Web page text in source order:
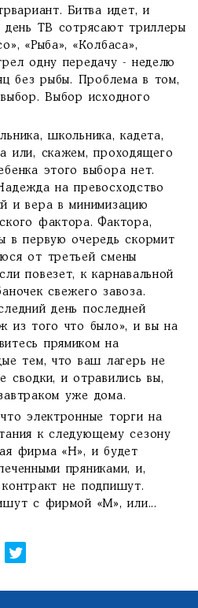
Битва идет, и
день ТВ сотрясают триллеры
«Рыба», «Колбаса»,
одну передачу - неделю
без рыбы. Проблема в том,
Выбор исходного
школьника, кадета,
или, скажем, проходящего
этого выбора нет.
на превосходство
и вера в минимизацию
фактора. Фактора,
в первую очередь скормит
от третьей смены
повезет, к карнавальной
свежего завоза.
день последней
из того что было», и вы на
прямиком на
тем, что ваш лагерь не
сводки, и отравились вы,
уже дома.
электронные торги на
к следующему сезону
фирма «Н», и будет
пряниками, и,
не подпишут.
с фирмой «М», или...